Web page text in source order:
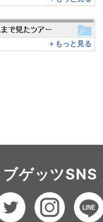
＋もっと見る
ゲッツSNS